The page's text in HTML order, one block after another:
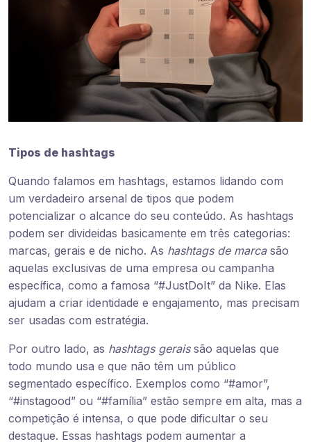
Tipos de hashtags
Quando falamos em hashtags, estamos lidando com
um verdadeiro arsenal de tipos que podem
potencializar o alcance do seu conteúdo. As hashtags
podem ser divideidas basicamente em três categorias:
marcas, gerais e de nicho. As hashtags de marcasão
aquelas exclusivas de uma empresa ou campanha
específica, como a famosa “#JustDoIt” da Nike. Elas
ajudam a criar identidade e engajamento, mas precisam
ser usadas com estratégia.
Por outro lado, as hashtags geraissão aquelas que
todo mundo usa e que não têm um público
segmentado específico. Exemplos como “#amor”,
“#instagood” ou “#família” estão sempre em alta, mas a
competição é intensa, o que pode dificultar o seu
destaque. Essas hashtags podem aumentar a